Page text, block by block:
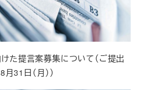
た提言案募集について（ご提出
31日（月））